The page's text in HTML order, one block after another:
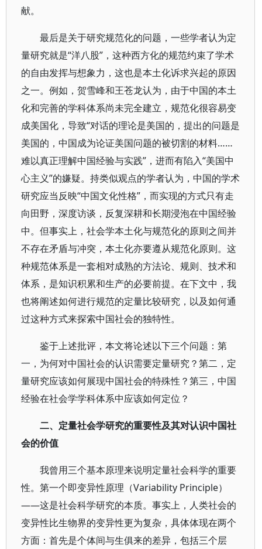
献。
最后是关于研究规范化的问题，一些学者认为定
量研究就是“洋八股”，这种西方化的规范约束了学术
的自由发挥与想象力，这也是本土化诉求兴起的原因
之一。例如，贺雪峰和王苍龙认为，由于中国的本土
化和完善的学科体系尚未完全建立，规范化很容易变
成美国化，导致“对话的理论是美国的，提出的问题是
美国的，中国成为论证美国问题的被切割的材料……
难以真正理解中国经验与实践”，进而有陷入“美国中
心主义”的嫌疑。持类似观点的学者认为，中国的学术
研究应当反映“中国文化性格”，而实现的方式只有走
向田野，深度访谈，反复深耕和长期浸泡在中国经验
中。但事实上，社会学本土化与规范化的原则之间并
不存在矛盾与冲突，本土化亦要遵从规范化原则。这
种规范体系是一套相对成熟的方法论、规则、技术和
体系，是知识积累和生产的必要前提。在下文中，我
也将阐述如何进行规范的定量比较研究，以及如何通
过这种方式来探索中国社会的独特性。
鉴于上述批评，本文将论述以下三个问题：第
一，为何对中国社会的认识需要定量研究？第二，定
量研究应该如何展现中国社会的特殊性？第三，中国
经验在社会学学科体系中应该如何定位？
二、定量社会学研究的重要性及其对认识中国社
会的价值
我曾用三个基本原理来说明定量社会科学的重要
性。第一个即变异性原理（Variability Principle）
——这是社会科学研究的本质。事实上，人类社会的
变异性比生物界的变异性更为复杂，具体体现在两个
方面：首先是个体间与生俱来的差异，包括三个层